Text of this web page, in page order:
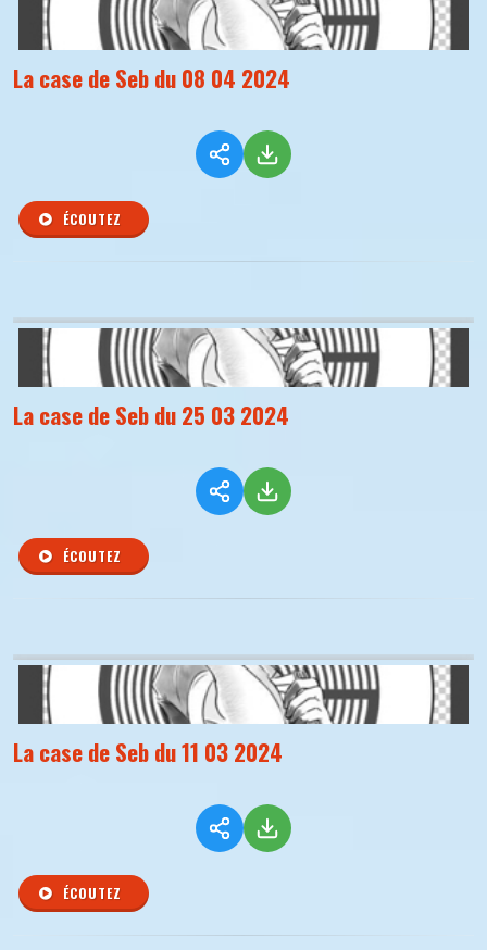
La case de Seb du 08 04 2024
ÉCOUTEZ
La case de Seb du 25 03 2024
ÉCOUTEZ
La case de Seb du 11 03 2024
ÉCOUTEZ